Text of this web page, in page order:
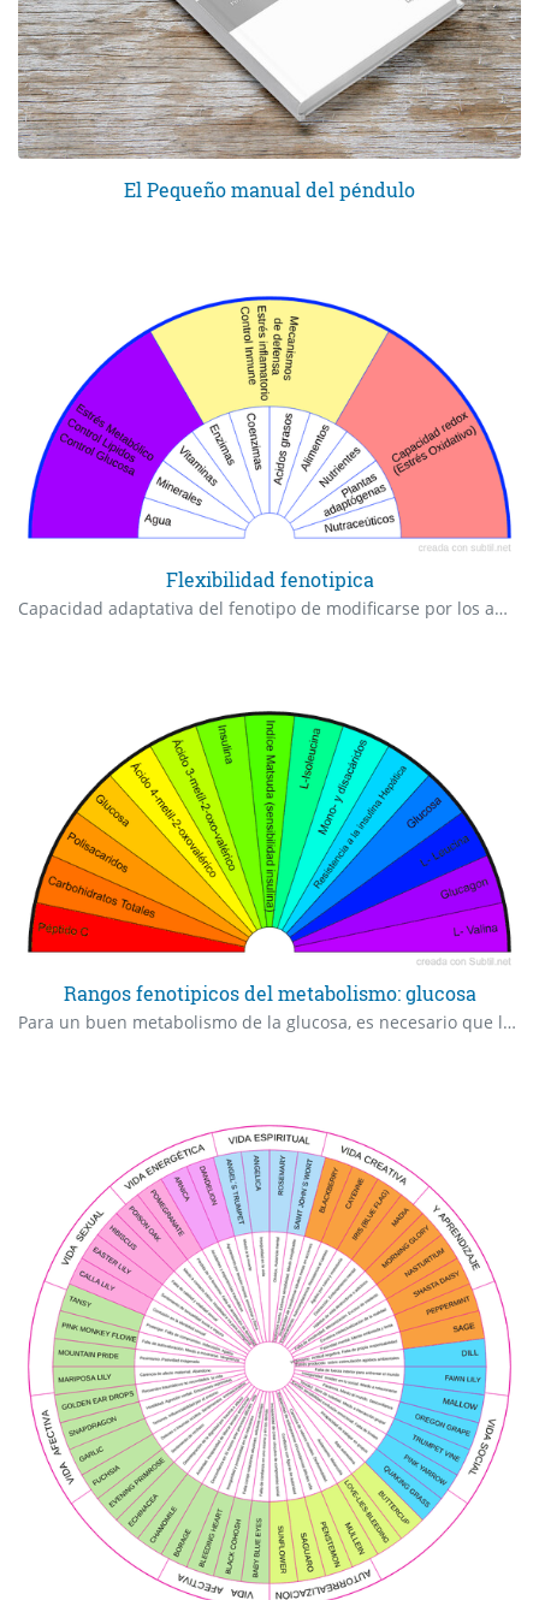
El Pequeño manual del péndulo
Flexibilidad fenotipica
Capacidad adaptativa del fenotipo de modificarse por los ambientes deber del 80% o más 1. MEDIR EL PORCENTAJE DE FLEXIBILIDAD FENOTÍPICA 0 – 100% 2. PREGUNTAR POR EL PORCENTAJE FUNCIONAL PARA LA VIDA Y NIVELAR 3. MEDIR EL PORCENTAJE DE METABOLISMO (ESTRÉS METABOLICO) 0 – 100% 4. PREGUNTAR POR EL PORCENTAJE FUNCIONAL PARA LA VIDA Y NIVELAR PREGUNTAR POR EL AGUA, MINERALES (Oxígeno, Cobre, Zinc, Manganeso), VITAMINAS (Biotina, Acido pantoténico, Riboflavina, colina, Vitamina C), COENZIMAS (Coenzima Q10), ENZIMAS (SOD- superóxido dismutasa) 5. MEDIR EL PORCENTAJE DE MECANISMOS DE DEFENSA – INFLAMACION (ESTRÉS INFLAMATORIO) 0 – 100% 6. PREGUNTAR POR EL PORCENTAJE FUNCIONAL PARA LA VIDA Y NIVELAR PREGUNTAR: MINERALES (Selenio), VITAMINAS (Vitamina D), COENZIMAS (GSH-Glutatión reducido, GPx-Glutatión peroxidasa), ACIDOS GRASOS DE CADENA LARGA OMEGA-3 (DHA (Ácido Docosahexaenoico), EPA (ácido eicosapentaenoico), ARA (Ácido Araquidónico)) 7. MEDIR EL PORCENTAJE DE CAPACIDAD REDOX – OXIDACION-REDUCCIÓN (ESTRÉS OXIDATIVO) 0 -100% 8. PREGUNTAR POR EL PORCENTAJE FUNCIONAL PARA LA VIDA Y NIVELAR PREGUNTAR MINERALES (Fierro), VITAMINAS (Folato, Vitamina E), COENZIMAS (GPx-Glutatión peroxidasa) La Flexibilidad Biológica también requiere: Alimentos Nutrientes Adaptadores: Vitaminas enzimas, moléculas funcionales (nutraceúticos), plantas adaptógenas (Panax Ginseng (Rojo o blanco - no dar en gripa de factor externo), cúrcuma longa, Rhodiola, Ginseng Siberiano o Eleuterococo (Sobre todo infecciones virales y bacteriana)) DEPENDE DEL DAÑO, REPARAR CON COMANDOS, ES DECIR EN PUNTOS MOTORES DE CADA UNO Y EL COMANDO DE REPARACIÓN-ABSORCION. EN CASO NECESARIO SUPLEMENTAR.
Rangos fenotipicos del metabolismo: glucosa
Para un buen metabolismo de la glucosa, es necesario que los siguientes elementos esten funcionando adecuadamente y en rangos óptimos Matsuda y DeFronzo propusieron un índice de sensibilidad a la insulina obtenido a partir de las determinaciones de glucosa e insulina derivadas de una curva de tolerancia a la glucosa (CTGO). La resistencia a la insulina produce el aumento de la lipólisis del tejido adiposo, lo cual libera una gran cantidad de ácidos grasos libres (AGL) que se acumulan en el hígado y generan la esteatosis hepática. Se puede preguntar si los indices estan optimos para el buen metabolismo de la persona, y si no nivelar u optimizar